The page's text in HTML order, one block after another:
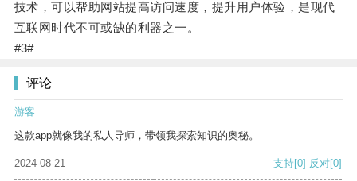
技术，可以帮助网站提高访问速度，提升用户体验，是现代
互联网时代不可或缺的利器之一。
#3#
评论
游客
这款app就像我的私人导师，带领我探索知识的奥秘。
2024-08-21 支持[0] 反对[0]